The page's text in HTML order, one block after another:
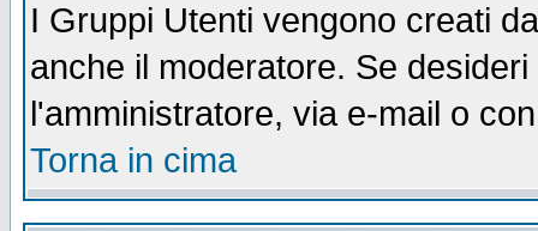
I Gruppi Utenti vengono creati
anche il moderatore. Se
l'amministratore, via e-mail o
Torna in cima